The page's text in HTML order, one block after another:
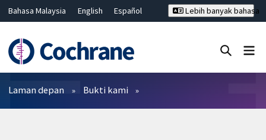
Bahasa Malaysia English
Español
Hrvatski
Deutsch ไทย
繁體中文
简体中文
Lebih banyak bahasa
Penapis
Laman depan Bukti kami